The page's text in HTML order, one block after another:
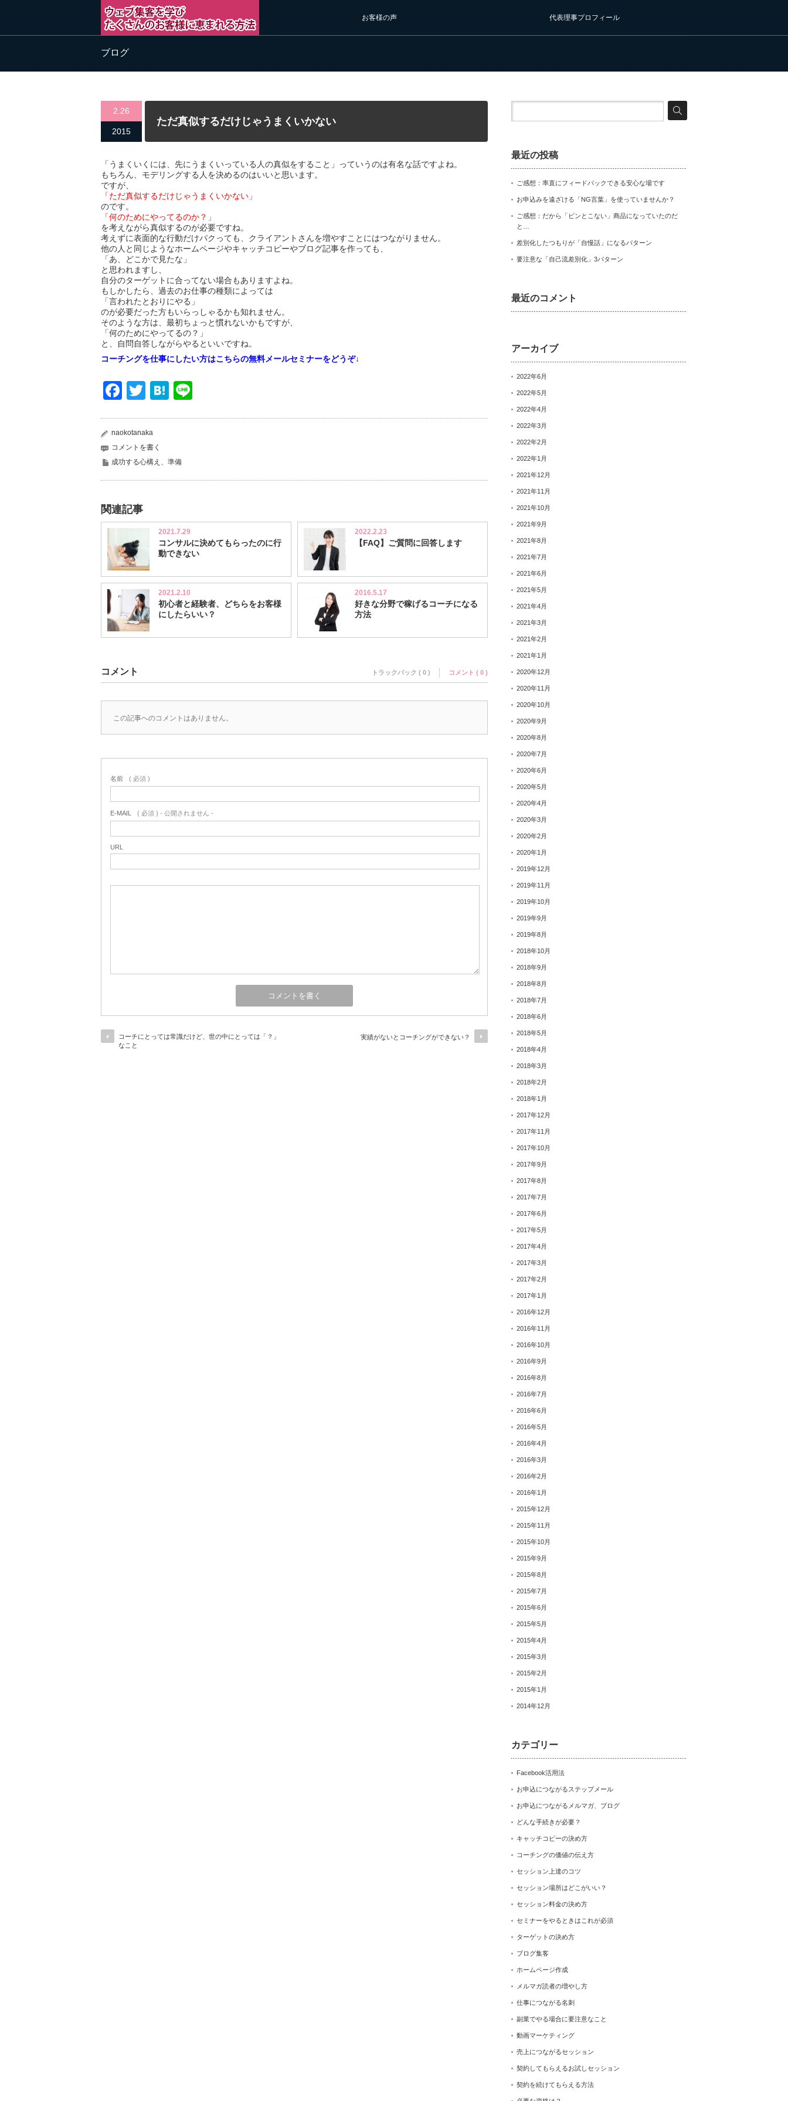
お客様の声 代表理事プロフィール
ブログ
2.26
2015
ただ真似するだけじゃうまくいかない
「うまくいくには、先にうまくいっている人の真似をすること」っていうのは有名な話ですよね。
もちろん、モデリングする人を決めるのはいいと思います。
ですが、
「ただ真似するだけじゃうまくいかない」
のです。
「何のためにやってるのか？」
を考えながら真似するのが必要ですね。
考えずに表面的な行動だけパクっても、クライアントさんを増やすことにはつながりません。
他の人と同じようなホームページやキャッチコピーやブログ記事を作っても、
「あ、どこかで見たな」
と思われますし、
自分のターゲットに合ってない場合もありますよね。
もしかしたら、過去のお仕事の種類によっては
「言われたとおりにやる」
のが必要だった方もいらっしゃるかも知れません。
そのような方は、最初ちょっと慣れないかもですが、
「何のためにやってるの？」
と、自問自答しながらやるといいですね。
コーチングを仕事にしたい方はこちらの無料メールセミナーをどうぞ↓
Facebook
TwitterHatena
naokotanaka
コメントを書く
成功する心構え、準備
関連記事
2021.7.29
コンサルに決めてもらったのに行
動できない
2022.2.23
【FAQ】ご質問に回答します
2021.2.10
初心者と経験者、どちらをお客様
にしたらいい？
2016.5.17
好きな分野で稼げるコーチになる
方法
コメント トラックバック ( 0 ) コメント ( 0 )
この記事へのコメントはありません。
名前 ( 必須 )
E-MAIL ( 必須 ) - 公開されません -
URL
コーチにとっては常識だけど、世の中にとっては「？」
なこと
実績がないとコーチングができない？
最近の投稿
ご感想：率直にフィードバックできる安心な場です
お申込みを遠ざける「NG言葉」を使っていませんか？
ご感想：だから「ピンとこない」商品になっていたのだ
と…
差別化したつもりが「自慢話」になるパターン
要注意な「自己流差別化」3パターン
最近のコメント
アーカイブ
2022年6月
2022年5月
2022年4月
2022年3月
2022年2月
2022年1月
2021年12月
2021年11月
2021年10月
2021年9月
2021年8月
2021年7月
2021年6月
2021年5月
2021年4月
2021年3月
2021年2月
2021年1月
2020年12月
2020年11月
2020年10月
2020年9月
2020年8月
2020年7月
2020年6月
2020年5月
2020年4月
2020年3月
2020年2月
2020年1月
2019年12月
2019年11月
2019年10月
2019年9月
2019年8月
2018年10月
2018年9月
2018年8月
2018年7月
2018年6月
2018年5月
2018年4月
2018年3月
2018年2月
2018年1月
2017年12月
2017年11月
2017年10月
2017年9月
2017年8月
2017年7月
2017年6月
2017年5月
2017年4月
2017年3月
2017年2月
2017年1月
2016年12月
2016年11月
2016年10月
2016年9月
2016年8月
2016年7月
2016年6月
2016年5月
2016年4月
2016年3月
2016年2月
2016年1月
2015年12月
2015年11月
2015年10月
2015年9月
2015年8月
2015年7月
2015年6月
2015年5月
2015年4月
2015年3月
2015年2月
2015年1月
2014年12月
カテゴリー
Facebook活用法
お申込につながるステップメール
お申込につながるメルマガ、ブログ
どんな手続きが必要？
キャッチコピーの決め方
コーチングの価値の伝え方
セッション上達のコツ
セッション場所はどこがいい？
セッション料金の決め方
セミナーをやるときはこれが必須
ターゲットの決め方
ブログ集客
ホームページ作成
メルマガ読者の増やし方
仕事につながる名刺
副業でやる場合に要注意なこと
動画マーケティング
売上につながるセッション
契約してもらえるお試しセッション
契約を続けてもらえる方法